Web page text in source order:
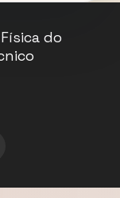
do